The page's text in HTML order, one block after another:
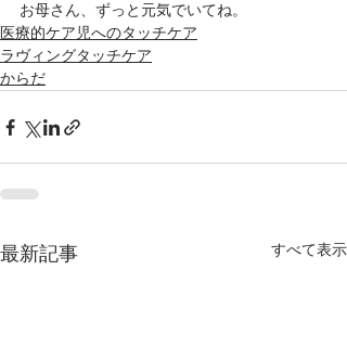
お母さん、ずっと元気でいてね。
医療的ケア児へのタッチケア
ラヴィングタッチケア
からだ
最新記事 すべて表示